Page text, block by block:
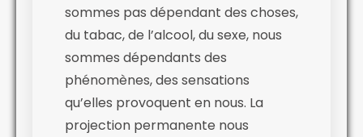
sommes pas dépendant des choses,
du tabac, de l’alcool, du sexe, nous
sommes dépendants des
phénomènes, des sensations
qu’elles provoquent en nous. La
projection permanente nous